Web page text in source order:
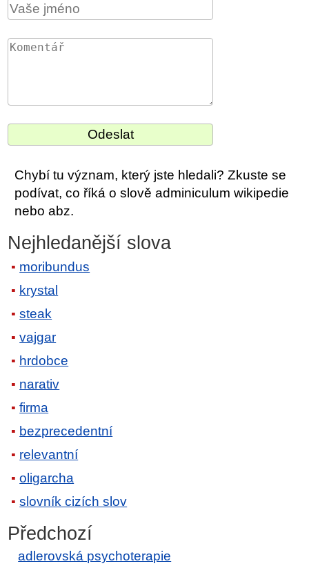
Chybí tu význam, který jste hledali? Zkuste se
podívat, co říká o slově adminiculum wikipedie
nebo abz.
Nejhledanější slova
moribundus
krystal
steak
vajgar
hrdobce
narativ
firma
bezprecedentní
relevantní
oligarcha
slovník cizích slov
Předchozí
adlerovská psychoterapie